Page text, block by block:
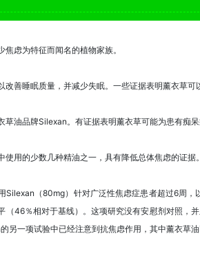
焦虑为特征而闻名的植物家族。
改善睡眠质量，并减少失眠。一些证据表明薰衣草可
草油品牌Silexan。有证据表明薰衣草可能为患有痴
使用的少数几种精油之一，具有降低总体焦虑的证据。
Silexan（80mg）针对广泛性焦虑症患者超过6周
（46％相对于基线）。这项研究没有安慰剂对照，
另一项试验中已经注意到抗焦虑作用，其中薰衣草